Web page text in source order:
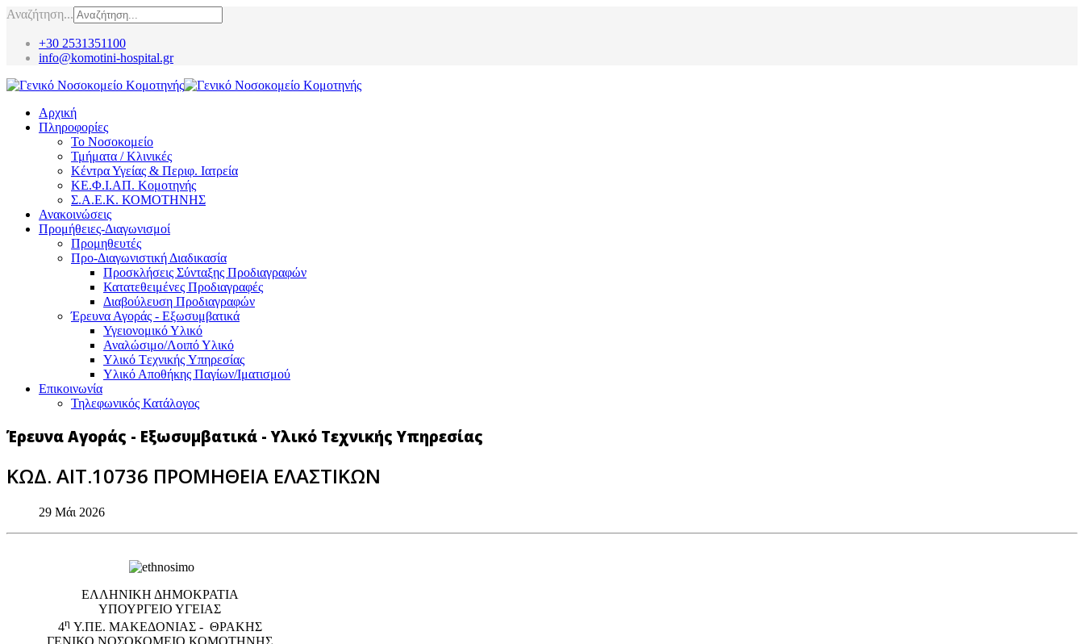
Αναζήτηση...
+30 2531351100
info@komotini-hospital.gr
Αρχική
Πληροφορίες
Το Νοσοκομείο
Τμήματα / Κλινικές
Κέντρα Υγείας & Περιφ. Ιατρεία
ΚΕ.Φ.Ι.ΑΠ. Κομοτηνής
Σ.Α.Ε.Κ. ΚΟΜΟΤΗΝΗΣ
Ανακοινώσεις
Προμήθειες-Διαγωνισμοί
Προμηθευτές
Προ-Διαγωνιστική Διαδικασία
Προσκλήσεις Σύνταξης Προδιαγραφών
Κατατεθειμένες Προδιαγραφές
Διαβούλευση Προδιαγραφών
Έρευνα Αγοράς - Εξωσυμβατικά
Υγειονομικό Υλικό
Αναλώσιμο/Λοιπό Υλικό
Υλικό Tεχνικής Yπηρεσίας
Υλικό Αποθήκης Παγίων/Ιματισμού
Επικοινωνία
Τηλεφωνικός Κατάλογος
Έρευνα Αγοράς - Εξωσυμβατικά - Υλικό Τεχνικής Υπηρεσίας
ΚΩΔ. ΑΙΤ.10736 ΠΡΟΜΗΘΕΙΑ ΕΛΑΣΤΙΚΩΝ
29 Μάι 2026
EΛΛΗΝΙΚΗ ΔΗΜΟΚΡΑΤΙΑ
ΥΠΟΥΡΓΕΙΟ ΥΓΕΙΑΣ
4η Υ.ΠΕ. ΜΑΚΕΔΟΝΙΑΣ - ΘΡΑΚΗΣ
ΓΕΝΙΚΟ NΟΣΟΚΟΜΕΙΟ ΚΟΜΟΤΗΝΗΣ